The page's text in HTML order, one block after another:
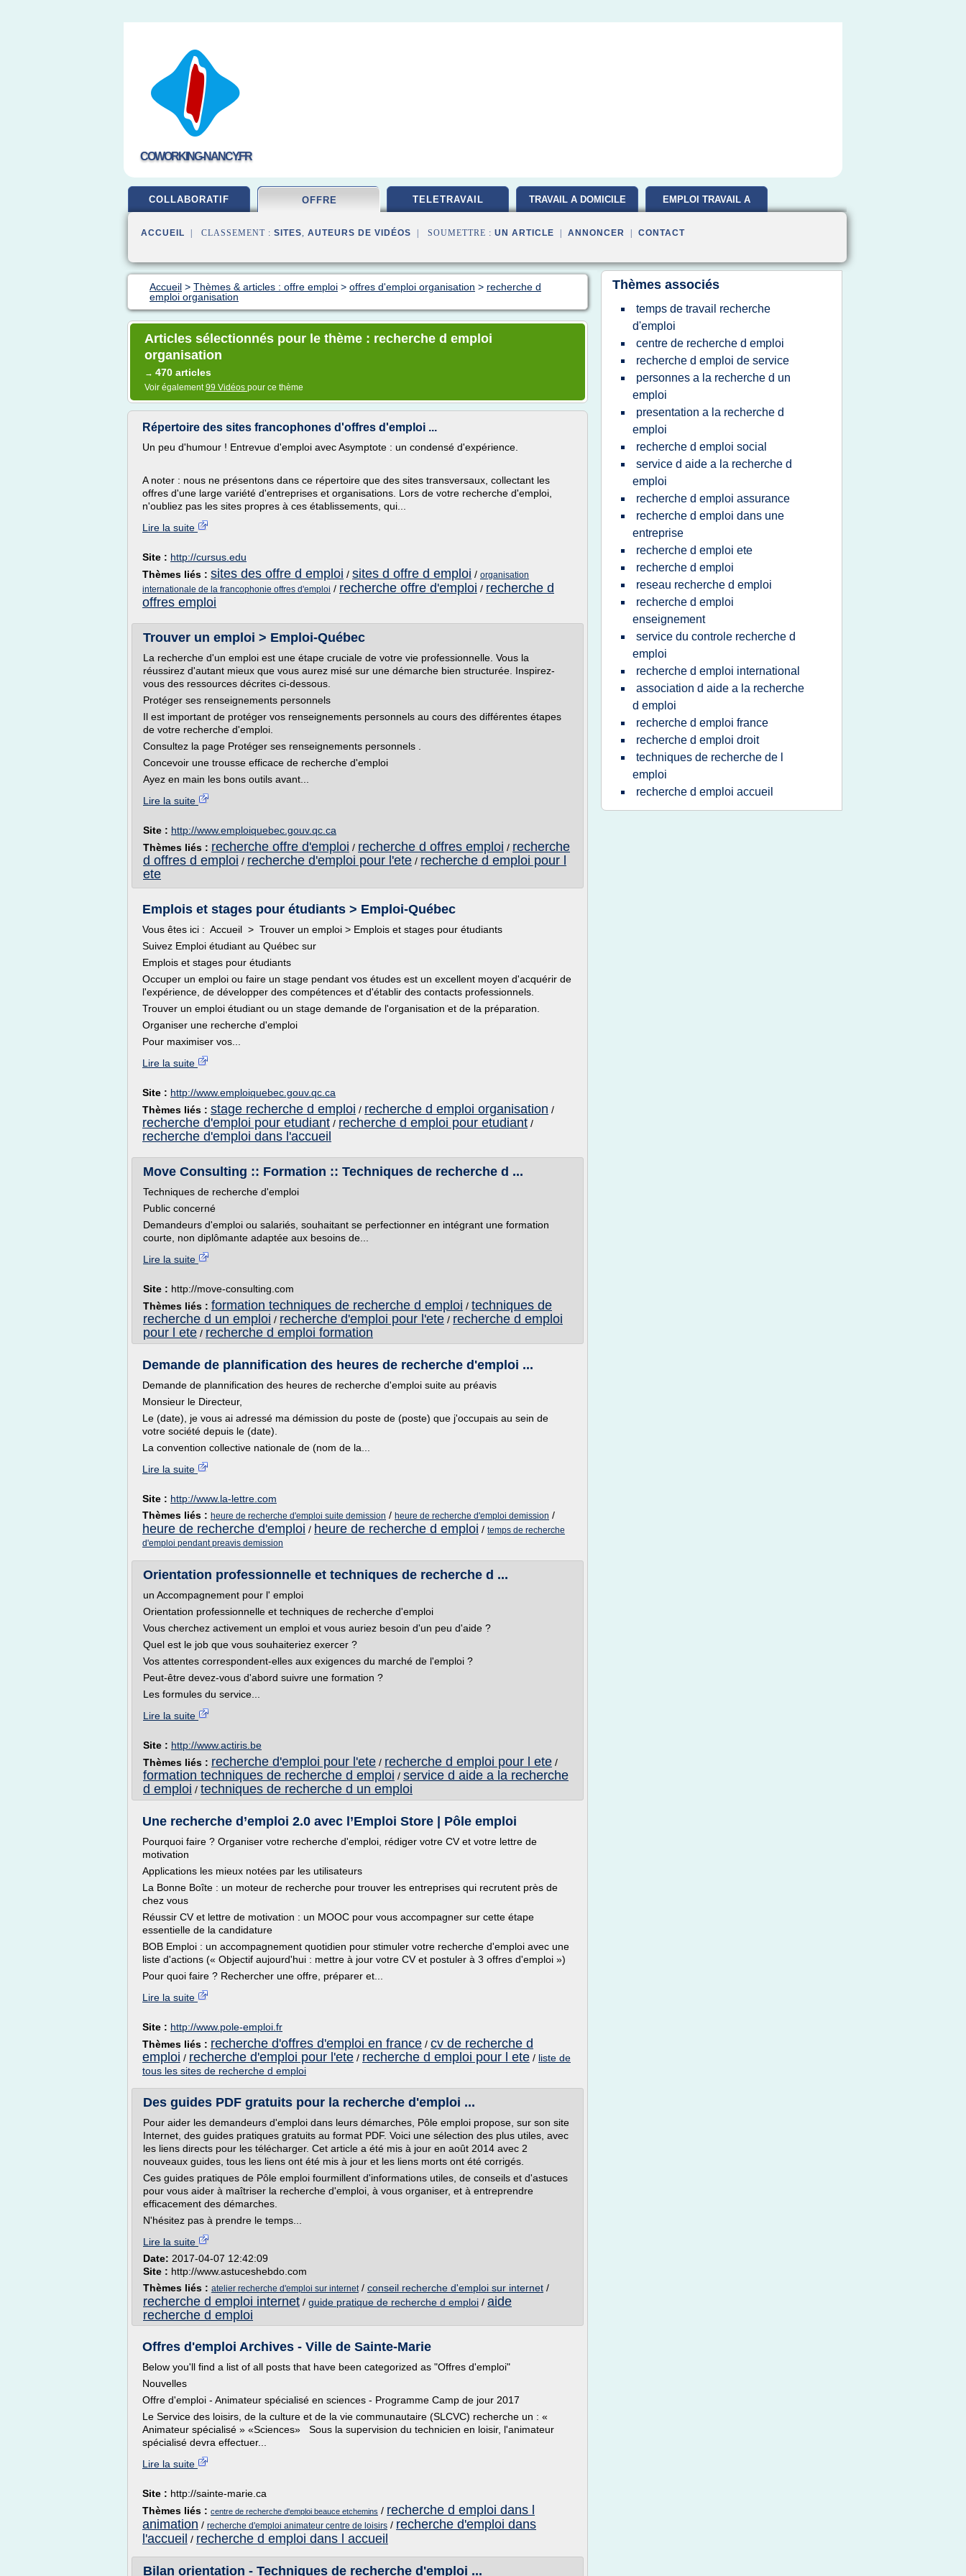
COWORKING-NANCY.FR
COLLABORATIF OFFRE TELETRAVAIL TRAVAIL A DOMICILE EMPLOI TRAVAIL A
ACCUEIL | CLASSEMENT : SITES, AUTEURS DE VIDÉOS | SOUMETTRE : UN ARTICLE ANNONCER CONTACT
Accueil > Thèmes & articles : offre emploi > offres d'emploi organisation > recherche d
emploi organisation
Articles sélectionnés pour le thème : recherche d emploi
organisation
→ 470 articles
Voir également99 Vidéos pour ce thème
Répertoire des sites francophones d'offres d'emploi ...
Un peu d'humour ! Entrevue d'emploi avec Asymptote : un condensé d'expérience.
A noter : nous ne présentons dans ce répertoire que des sites transversaux, collectant les
offres d'une large variété d'entreprises et organisations. Lors de votre recherche d'emploi,
n'oubliez pas les sites propres à ces établissements, qui...
Lire la suite
Site : http://cursus.edu
Thèmes liés : sites des offre d emploi / sites d offre d emploi / organisation
internationale de la francophonie offres d'emploi / recherche offre d'emploi / recherche d
offres emploi
Trouver un emploi > Emploi-Québec
La recherche d'un emploi est une étape cruciale de votre vie professionnelle. Vous la
réussirez d'autant mieux que vous aurez misé sur une démarche bien structurée. Inspirez-
vous des ressources décrites ci-dessous.
Protéger ses renseignements personnels
Il est important de protéger vos renseignements personnels au cours des différentes étapes
de votre recherche d'emploi.
Consultez la page Protéger ses renseignements personnels .
Concevoir une trousse efficace de recherche d'emploi
Ayez en main les bons outils avant...
Lire la suite
Site : http://www.emploiquebec.gouv.qc.ca
Thèmes liés : recherche offre d'emploi / recherche d offres emploi / recherche
d offres d emploi / recherche d'emploi pour l'ete / recherche d emploi pour l
ete
Emplois et stages pour étudiants > Emploi-Québec
Vous êtes ici : Accueil > Trouver un emploi > Emplois et stages pour étudiants
Suivez Emploi étudiant au Québec sur
Emplois et stages pour étudiants
Occuper un emploi ou faire un stage pendant vos études est un excellent moyen d'acquérir de
l'expérience, de développer des compétences et d'établir des contacts professionnels.
Trouver un emploi étudiant ou un stage demande de l'organisation et de la préparation.
Organiser une recherche d'emploi
Pour maximiser vos...
Lire la suite
Site : http://www.emploiquebec.gouv.qc.ca
Thèmes liés : stage recherche d emploi / recherche d emploi organisation /
recherche d'emploi pour etudiant / recherche d emploi pour etudiant /
recherche d'emploi dans l'accueil
Move Consulting :: Formation :: Techniques de recherche d ...
Techniques de recherche d'emploi
Public concerné
Demandeurs d'emploi ou salariés, souhaitant se perfectionner en intégrant une formation
courte, non diplômante adaptée aux besoins de...
Lire la suite
Site : http://move-consulting.com
Thèmes liés : formation techniques de recherche d emploi / techniques de
recherche d un emploi / recherche d'emploi pour l'ete / recherche d emploi
pour l ete / recherche d emploi formation
Demande de plannification des heures de recherche d'emploi ...
Demande de plannification des heures de recherche d'emploi suite au préavis
Monsieur le Directeur,
Le (date), je vous ai adressé ma démission du poste de (poste) que j'occupais au sein de
votre société depuis le (date).
La convention collective nationale de (nom de la...
Lire la suite
Site : http://www.la-lettre.com
Thèmes liés : heure de recherche d'emploi suite demission / heure de recherche d'emploi demission /
heure de recherche d'emploi / heure de recherche d emploi / temps de recherche
d'emploi pendant preavis demission
Orientation professionnelle et techniques de recherche d ...
un Accompagnement pour l' emploi
Orientation professionnelle et techniques de recherche d'emploi
Vous cherchez activement un emploi et vous auriez besoin d'un peu d'aide ?
Quel est le job que vous souhaiteriez exercer ?
Vos attentes correspondent-elles aux exigences du marché de l'emploi ?
Peut-être devez-vous d'abord suivre une formation ?
Les formules du service...
Lire la suite
Site : http://www.actiris.be
Thèmes liés : recherche d'emploi pour l'ete / recherche d emploi pour l ete /
formation techniques de recherche d emploi / service d aide a la recherche
d emploi / techniques de recherche d un emploi
Une recherche d’emploi 2.0 avec l’Emploi Store | Pôle emploi
Pourquoi faire ? Organiser votre recherche d'emploi, rédiger votre CV et votre lettre de
motivation
Applications les mieux notées par les utilisateurs
La Bonne Boîte : un moteur de recherche pour trouver les entreprises qui recrutent près de
chez vous
Réussir CV et lettre de motivation : un MOOC pour vous accompagner sur cette étape
essentielle de la candidature
BOB Emploi : un accompagnement quotidien pour stimuler votre recherche d'emploi avec une
liste d'actions (« Objectif aujourd'hui : mettre à jour votre CV et postuler à 3 offres d'emploi »)
Pour quoi faire ? Rechercher une offre, préparer et...
Lire la suite
Site : http://www.pole-emploi.fr
Thèmes liés : recherche d'offres d'emploi en france / cv de recherche d
emploi / recherche d'emploi pour l'ete / recherche d emploi pour l ete / liste de
tous les sites de recherche d emploi
Des guides PDF gratuits pour la recherche d'emploi ...
Pour aider les demandeurs d'emploi dans leurs démarches, Pôle emploi propose, sur son site
Internet, des guides pratiques gratuits au format PDF. Voici une sélection des plus utiles, avec
les liens directs pour les télécharger. Cet article a été mis à jour en août 2014 avec 2
nouveaux guides, tous les liens ont été mis à jour et les liens morts ont été corrigés.
Ces guides pratiques de Pôle emploi fourmillent d'informations utiles, de conseils et d'astuces
pour vous aider à maîtriser la recherche d'emploi, à vous organiser, et à entreprendre
efficacement des démarches.
N'hésitez pas à prendre le temps...
Lire la suite
Date: 2017-04-07 12:42:09
Site : http://www.astuceshebdo.com
Thèmes liés : atelier recherche d'emploi sur internet/ conseil recherche d'emploi sur internet /
recherche d emploi internet / guide pratique de recherche d emploi / aide
recherche d emploi
Offres d'emploi Archives - Ville de Sainte-Marie
Below you'll find a list of all posts that have been categorized as "Offres d'emploi"
Nouvelles
Offre d'emploi - Animateur spécialisé en sciences - Programme Camp de jour 2017
Le Service des loisirs, de la culture et de la vie communautaire (SLCVC) recherche un : «
Animateur spécialisé » «Sciences» Sous la supervision du technicien en loisir, l'animateur
spécialisé devra effectuer...
Lire la suite
Site : http://sainte-marie.ca
Thèmes liés : centre de recherche d'emploi beauce etchemins / recherche d emploi dans l
animation / recherche d'emploi animateur centre de loisirs / recherche d'emploi dans
l'accueil / recherche d emploi dans l accueil
Bilan orientation - Techniques de recherche d'emploi ...
Thèmes associés
temps de travail recherche
d'emploi
centre de recherche d emploi
recherche d emploi de service
personnes a la recherche d un
emploi
presentation a la recherche d
emploi
recherche d emploi social
service d aide a la recherche d
emploi
recherche d emploi assurance
recherche d emploi dans une
entreprise
recherche d emploi ete
recherche d emploi
reseau recherche d emploi
recherche d emploi
enseignement
service du controle recherche d
emploi
recherche d emploi international
association d aide a la recherche
d emploi
recherche d emploi france
recherche d emploi droit
techniques de recherche de l
emploi
recherche d emploi accueil